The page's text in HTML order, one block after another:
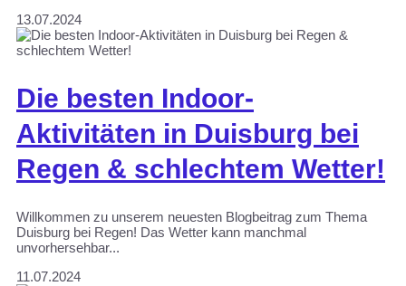
13.07.2024
Die besten Indoor-
Aktivitäten in Duisburg bei
Regen & schlechtem Wetter!
Willkommen zu unserem neuesten Blogbeitrag zum Thema
Duisburg bei Regen! Das Wetter kann manchmal
unvorhersehbar...
11.07.2024